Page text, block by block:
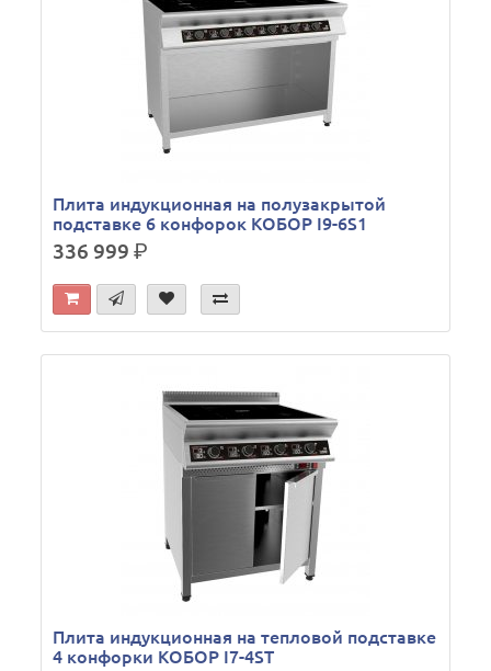
Плита индукционная на полузакрытой
подставке 6 конфорок КОБОР I9-6S1
336 999р.
Плита индукционная на тепловой подставке
4 конфорки КОБОР I7-4SТ